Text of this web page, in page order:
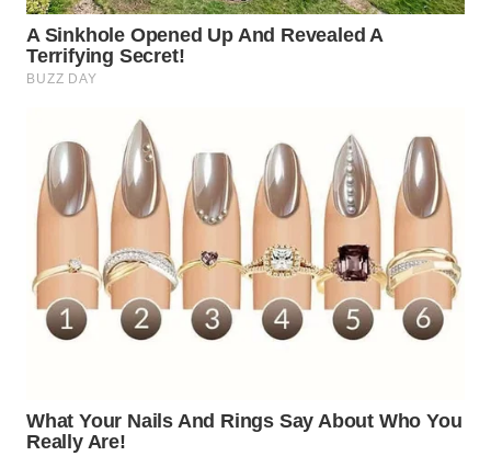
CIANJUR
WN
WN
TANGERANG
WN
BINJAI
WN
WN
INDRAMAYU